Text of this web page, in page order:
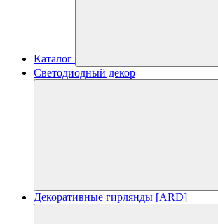
Каталог
Светодиодный декор
Декоративные гирлянды [ARD]